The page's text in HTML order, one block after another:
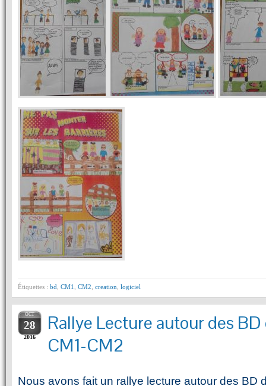
Étiquettes : bd CM1 CM2 creation logiciel
OCT
28
2016
Rallye Lecture autour des
CM1-CM2
Nous avons fait un rallye lecture autour des BD